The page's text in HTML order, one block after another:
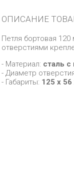
ОПИСАНИЕ
Петля бортовая
отверстиями
- Материал: сталь
- Диаметр
- Габариты: 125 х